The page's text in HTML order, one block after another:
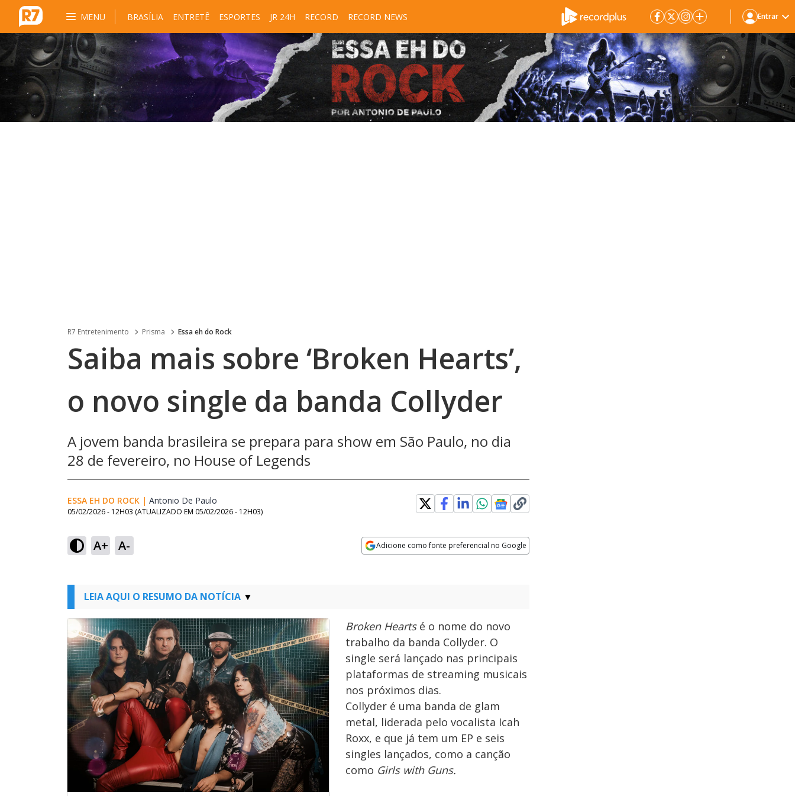
MENU BRASÍLIA ENTRETÊ ESPORTES JR 24H RECORD RECORD NEWS Entrar
R7 Entretenimento Prisma Essa eh do Rock
Saiba mais sobre ‘Broken Hearts’,
o novo single da banda Collyder
A jovem banda brasileira se prepara para show em São Paulo, no dia
28 de fevereiro, no House of Legends
ESSA EH DO ROCK | Antonio De Paulo
05/02/2026 - 12H03 (ATUALIZADO EM 05/02/2026 - 12H03)
A+ A- Adicione como fonte preferencial no Google
LEIA AQUI O RESUMO DA NOTÍCIA
Broken Heartsé o nome do novo
trabalho da banda Collyder. O
single será lançado nas principais
plataformas de streaming musicais
nos próximos dias.
Collyder é uma banda de glam
metal, liderada pelo vocalista Icah
Roxx, e que já tem um EP e seis
singles lançados, como a canção
como Girls with Guns.